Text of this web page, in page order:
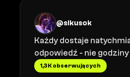
@sikusok
Każdy dostaje
odpowiedź - nie
1,3K obserwujących